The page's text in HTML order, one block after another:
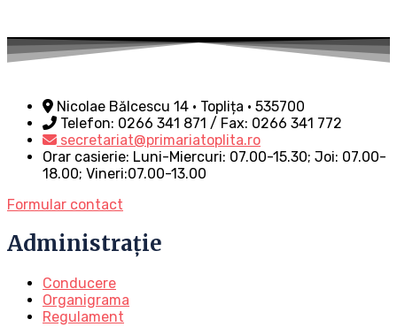
Nicolae Bălcescu 14 • Toplița • 535700
Telefon: 0266 341 871 / Fax: 0266 341 772
secretariat@primariatoplita.ro
Orar casierie: Luni-Miercuri: 07.00-15.30; Joi: 07.00-
18.00; Vineri:07.00-13.00
Formular contact
Administrație
Conducere
Organigrama
Regulament